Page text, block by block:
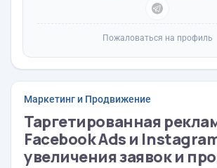
Пожаловаться на профиль
Маркетинг и Продвижение
Таргетированная
Facebook Ads и
увеличения заявок и